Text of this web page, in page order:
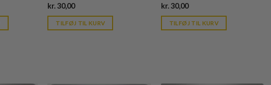
kr.30,00Current
is:
kr. 39,95.
TILFØJ TIL KURV
kr.30,00Current
is:
kr. 39,95.
TILFØJ TIL KURV